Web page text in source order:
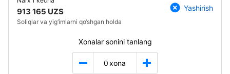
913 165 UZS
Soliqlar va yig‘imlarni qo‘shgan holda
Yashirish
Xonalar sonini tanlang
0 xona